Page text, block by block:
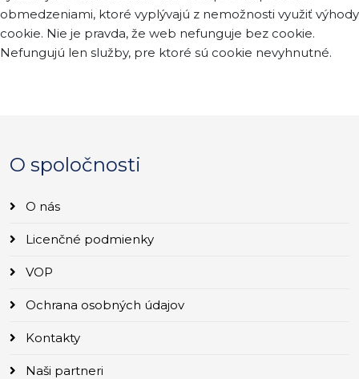
obmedzeniami, ktoré vyplývajú z nemožnosti využiť výhody
cookie. Nie je pravda, že web nefunguje bez cookie.
Nefungujú len služby, pre ktoré sú cookie nevyhnutné.
O spoločnosti
O nás
Licenčné podmienky
VOP
Ochrana osobných údajov
Kontakty
Naši partneri